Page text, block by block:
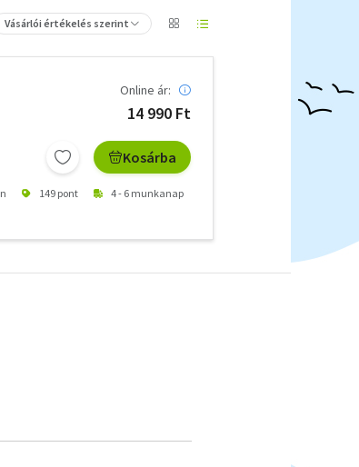
Vásárlói értékelés szerint
Online ár:
14 990 Ft
Kosárba
149 pont 4 - 6 munkanap